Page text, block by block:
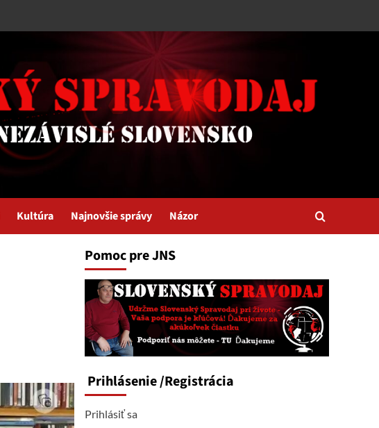
Kultúra Najnovšie správy Názor
Pomoc pre JNS
Prihlásenie/Registrácia
Prihlásiť sa